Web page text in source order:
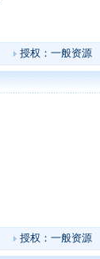
授权：一般资源
授权：一般资源